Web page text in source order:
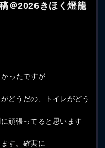
＠2026きほく燈籠
ったですが
どうだの、トイレがどう
頑張ってると思います
す。確実に